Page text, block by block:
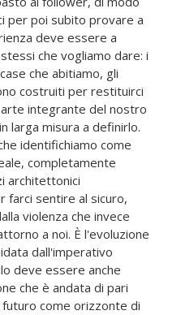
per poi subito provare a
deve essere a
che vogliamo dare: i
che abitiamo, gli
costruiti per restituirci
integrante del nostro
larga misura a definirlo.
identifichiamo come
completamente
architettonici
farci sentire al sicuro,
violenza che invece
a noi. È l'evoluzione
dall'imperativo
deve essere anche
che è andata di pari
come orizzonte di